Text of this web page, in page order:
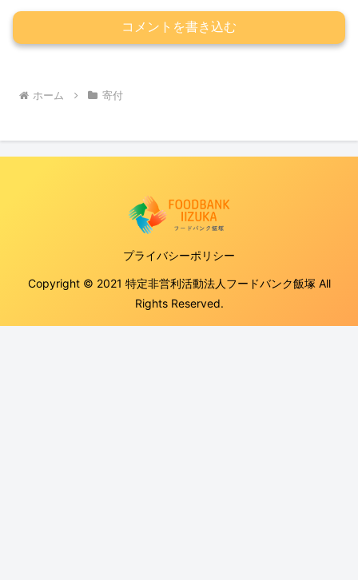
コメントを書き込む
ホーム 寄付
プライバシーポリシー
Copyright © 2021 特定非営利活動法人フードバンク飯塚 All
Rights Reserved.